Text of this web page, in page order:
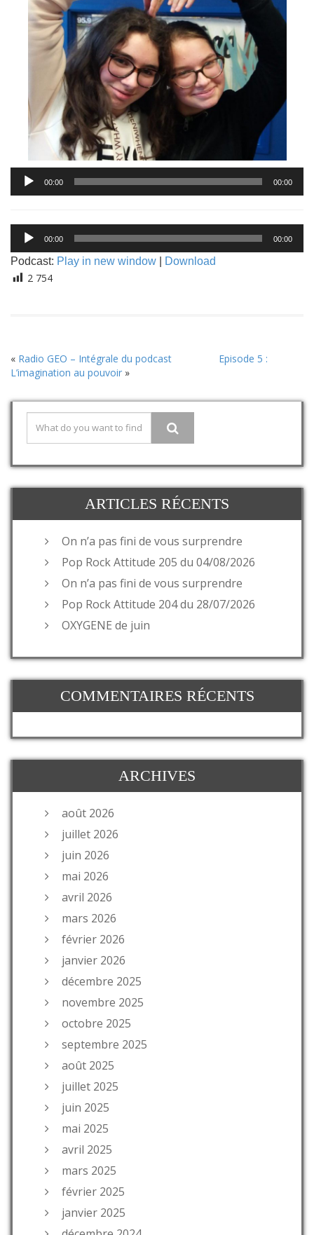
Lecteur
audio
00:00 00:00
Lecteur
audio
00:00 00:00
Podcast: Play in new window Download
2 754
« Radio GEO – Intégrale du podcast
Episode 5 :
L’imagination au pouvoir »
ARTICLES RÉCENTS
On n’a pas fini de vous surprendre
Pop Rock Attitude 205 du 04/08/2026
On n’a pas fini de vous surprendre
Pop Rock Attitude 204 du 28/07/2026
OXYGENE de juin
COMMENTAIRES RÉCENTS
ARCHIVES
août 2026
juillet 2026
juin 2026
mai 2026
avril 2026
mars 2026
février 2026
janvier 2026
décembre 2025
novembre 2025
octobre 2025
septembre 2025
août 2025
juillet 2025
juin 2025
mai 2025
avril 2025
mars 2025
février 2025
janvier 2025